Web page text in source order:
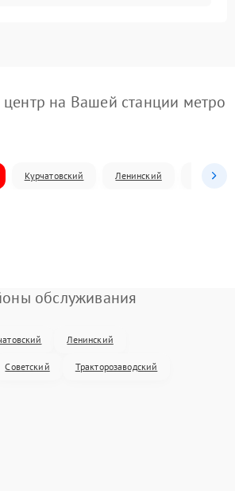
на Вашей станции метро
Курчатовский Ленинский
обслуживания
Ленинский
Советский Тракторозаводский